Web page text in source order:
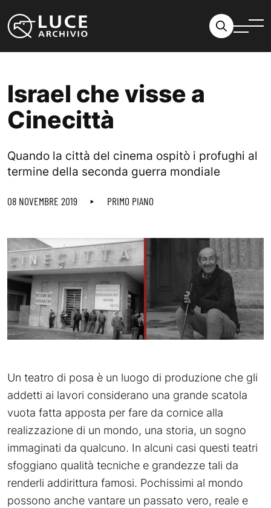
Israel che visse a
Cinecittà
Quando la città del cinema ospitò i profughi al
termine della seconda guerra mondiale
08 NOVEMBRE 2019 PRIMO PIANO
Un teatro di posa è un luogo di produzione che gli
addetti ai lavori considerano una grande scatola
vuota fatta apposta per fare da cornice alla
realizzazione di un mondo, una storia, un sogno
immaginati da qualcuno. In alcuni casi questi teatri
sfoggiano qualità tecniche e grandezze tali da
renderli addirittura famosi. Pochissimi al mondo
possono anche vantare un passato vero, reale e